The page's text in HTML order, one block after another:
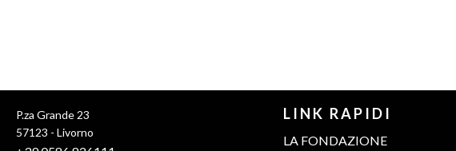
P.za Grande 23
57123 - Livorno
LINK RAPIDI
LA FONDAZIONE